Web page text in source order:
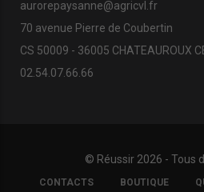
aurorepaysanne@agricvl.fr
70 avenue Pierre de Coubertin
CS 50009 - 36005 CHATEAUROUX
02.54.07.66.66
© Réussir 2026 - Tous
FOOTER
COPYRIGHT
CONTACTS BOUTIQUE